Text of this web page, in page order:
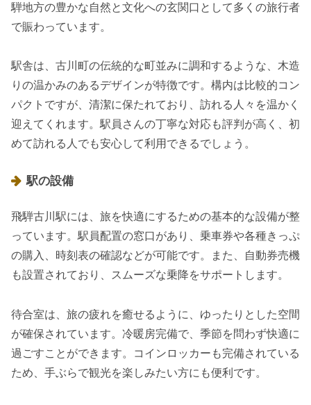
騨地方の豊かな自然と文化への玄関口として多くの旅行者
で賑わっています。
駅舎は、古川町の伝統的な町並みに調和するような、木造
りの温かみのあるデザインが特徴です。構内は比較的コン
パクトですが、清潔に保たれており、訪れる人々を温かく
迎えてくれます。駅員さんの丁寧な対応も評判が高く、初
めて訪れる人でも安心して利用できるでしょう。
駅の設備
飛騨古川駅には、旅を快適にするための基本的な設備が整
っています。駅員配置の窓口があり、乗車券や各種きっぷ
の購入、時刻表の確認などが可能です。また、自動券売機
も設置されており、スムーズな乗降をサポートします。
待合室は、旅の疲れを癒せるように、ゆったりとした空間
が確保されています。冷暖房完備で、季節を問わず快適に
過ごすことができます。コインロッカーも完備されている
ため、手ぶらで観光を楽しみたい方にも便利です。